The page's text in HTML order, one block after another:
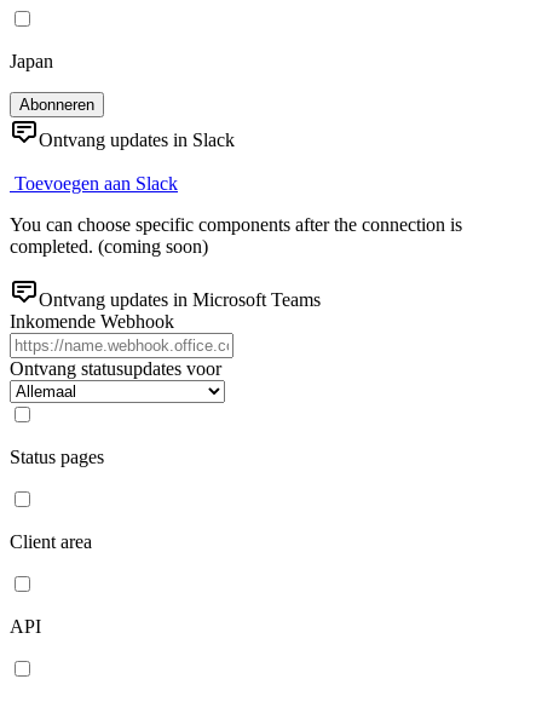
Japan
Ontvang updates in Slack
Toevoegen aan Slack
You can choose specific components after the connection is
completed. (coming soon)
Ontvang updates in Microsoft Teams
Inkomende Webhook
Ontvang statusupdates voor
Status pages
Client area
API